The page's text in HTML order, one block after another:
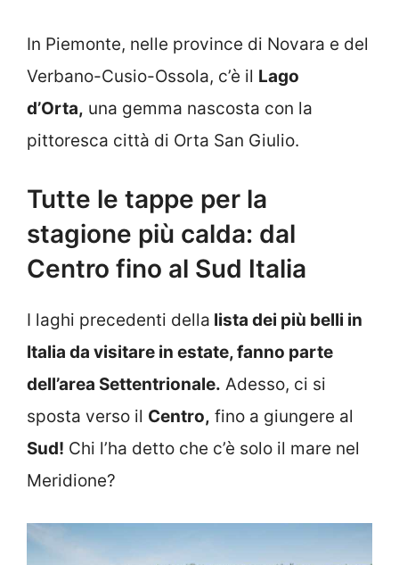
In Piemonte, nelle province di Novara e del
Verbano-Cusio-Ossola, c’è il Lago
d’Orta, una gemma nascosta con la
pittoresca città di Orta San Giulio.
Tutte le tappe per la
stagione più calda: dal
Centro fino al Sud Italia
I laghi precedenti della lista dei più belli in
Italia da visitare in estate, fanno parte
dell’area Settentrionale. Adesso, ci si
sposta verso il Centro, fino a giungere al
Sud! Chi l’ha detto che c’è solo il mare nel
Meridione?